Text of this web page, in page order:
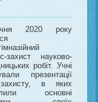
2020 року
захист науково-
робіт. Учні
презентації
в яких
основні